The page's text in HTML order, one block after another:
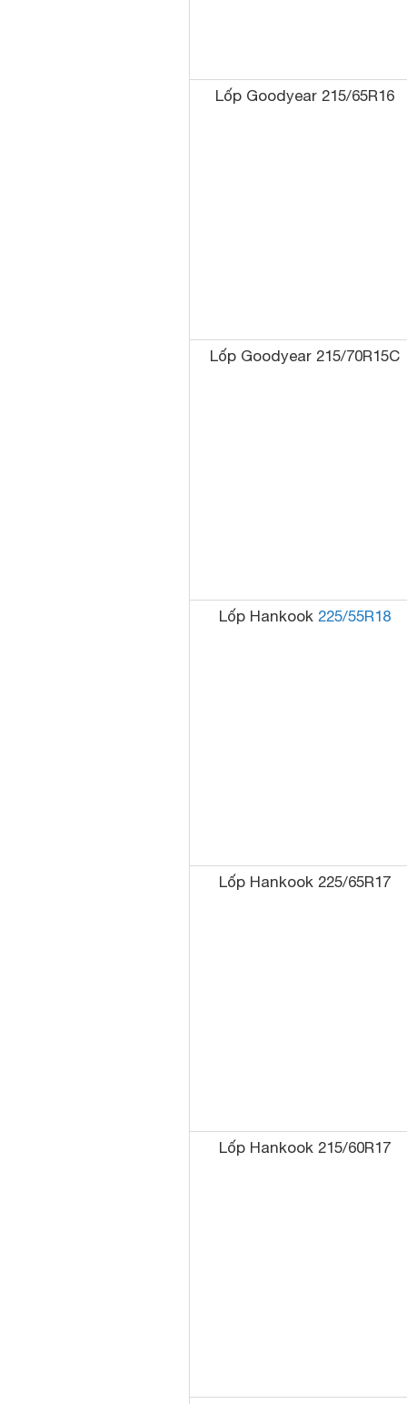
Lốp Goodyear 215/65R16
Lốp Goodyear 215/70R15C
Lốp Hankook 225/55R18
Lốp Hankook 225/65R17
Lốp Hankook 215/60R17